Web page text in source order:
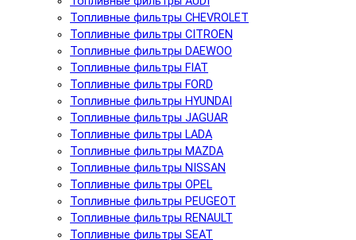
Топливные фильтры CHEVROLET
Топливные фильтры CITROEN
Топливные фильтры DAEWOO
Топливные фильтры FIAT
Топливные фильтры FORD
Топливные фильтры HYUNDAI
Топливные фильтры JAGUAR
Топливные фильтры LADA
Топливные фильтры MAZDA
Топливные фильтры NISSAN
Топливные фильтры OPEL
Топливные фильтры PEUGEOT
Топливные фильтры RENAULT
Топливные фильтры SEAT